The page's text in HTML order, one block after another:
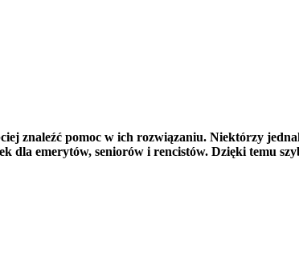
znaleźć pomoc w ich rozwiązaniu. Niektórzy
emerytów, seniorów i rencistów. Dzięki temu